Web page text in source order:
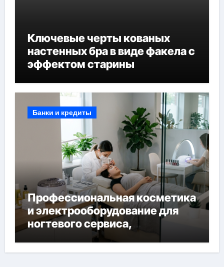
Ключевые черты кованых
настенных бра в виде факела с
эффектом старины
Банки и кредиты
Профессиональная косметика
и электрооборудование для
ногтевого сервиса,
наращивания ресниц и
депиляции